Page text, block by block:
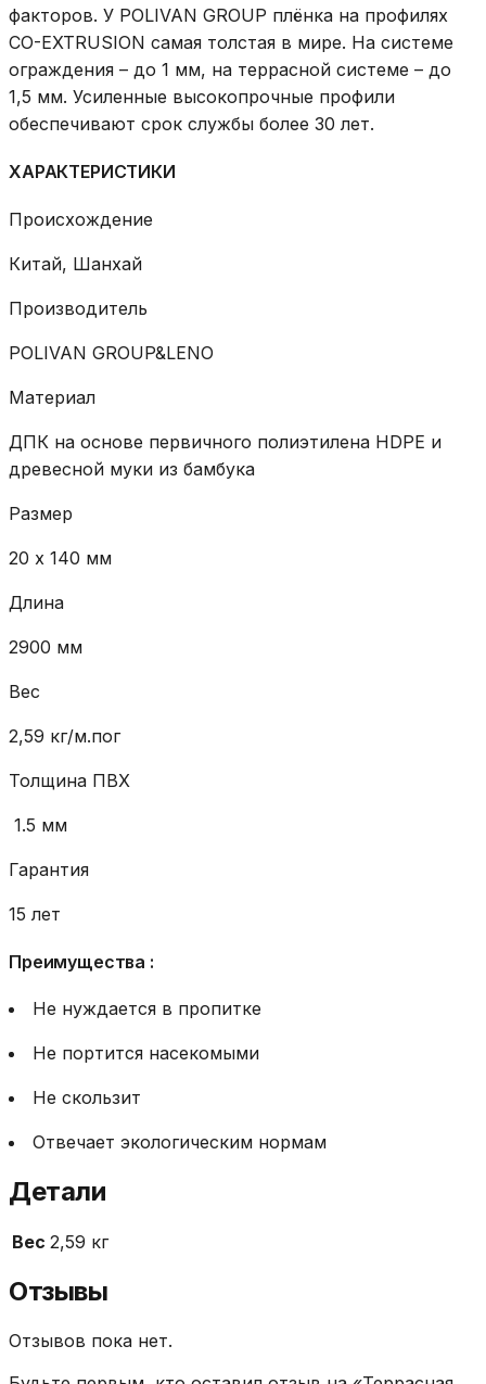
факторов. У POLIVAN GROUP плёнка на профилях
CO-EXTRUSION самая толстая в мире. На системе
ограждения – до 1 мм, на террасной системе – до
1,5 мм. Усиленные высокопрочные профили
обеспечивают срок службы более 30 лет.
ХАРАКТЕРИСТИКИ
Происхождение
Китай, Шанхай
Производитель
POLIVAN GROUP&LENO
Материал
ДПК на основе первичного полиэтилена HDPE и
древесной муки из бамбука
Размер
20 х 140 мм
Длина
2900 мм
Вес
2,59 кг/м.пог
Толщина ПВХ
1.5 мм
Гарантия
15 лет
Преимущества :
Не нуждается в пропитке
Не портится насекомыми
Не скользит
Отвечает экологическим нормам
Детали
Вес 2,59 кг
Отзывы
Отзывов пока нет.